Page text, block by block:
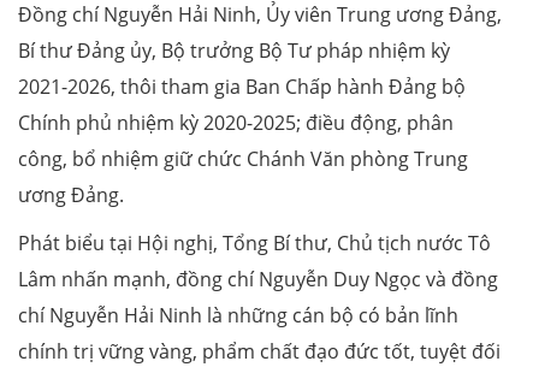
Đồng chí Nguyễn Hải Ninh, Ủy viên Trung ương Đảng,
Bí thư Đảng ủy, Bộ trưởng Bộ Tư pháp nhiệm kỳ
2021-2026, thôi tham gia Ban Chấp hành Đảng bộ
Chính phủ nhiệm kỳ 2020-2025; điều động, phân
công, bổ nhiệm giữ chức Chánh Văn phòng Trung
ương Đảng.
Phát biểu tại Hội nghị, Tổng Bí thư, Chủ tịch nước Tô
Lâm nhấn mạnh, đồng chí Nguyễn Duy Ngọc và đồng
chí Nguyễn Hải Ninh là những cán bộ có bản lĩnh
chính trị vững vàng, phẩm chất đạo đức tốt, tuyệt đối